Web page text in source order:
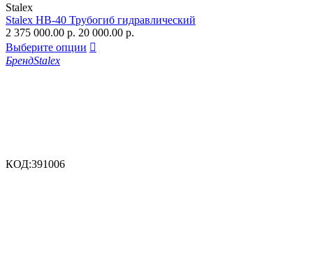
Stalex
Stalex HB-40 Трубогиб гидравлический
2 375 000.00 р. 20 000.00 р.
Выберите опции 
БрендStalex
КОД:391006